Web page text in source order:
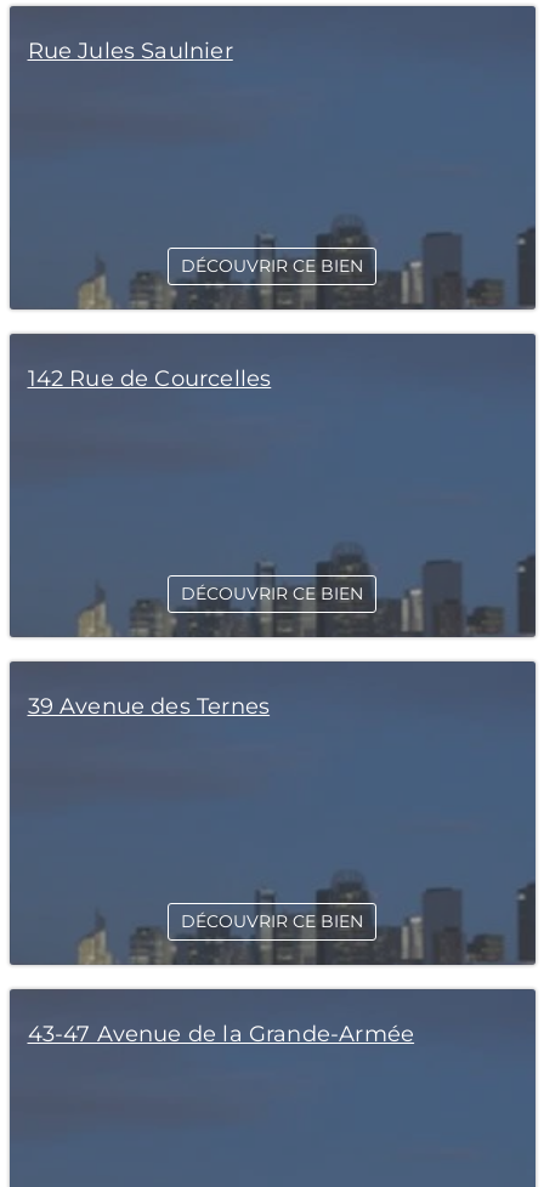
Rue Jules Saulnier
DÉCOUVRIR CE BIEN
142 Rue de Courcelles
DÉCOUVRIR CE BIEN
39 Avenue des Ternes
DÉCOUVRIR CE BIEN
43-47 Avenue de la Grande-Armée